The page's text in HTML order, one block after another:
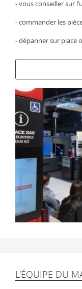
- vous conseiller sur
- commander les
- dépanner sur place
L'ÉQUIPE DU